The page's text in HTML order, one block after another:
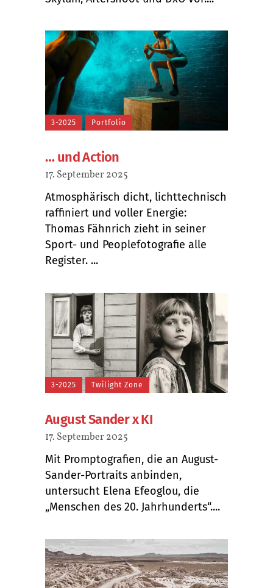
3-2025 Portfolio
… und Action
17. September 2025
Atmosphärisch dicht, lichttechnisch
raffiniert und voller Energie:
Thomas Fähnrich zieht in seiner
Sport- und Peoplefotografie alle
Register. ...
3-2025 Twilight Zone
August Sander x KI
17. September 2025
Mit Promptografien, die an August-
Sander-Portraits anbinden,
untersucht Elena Efeoglou, die
„Menschen des 20. Jahrhunderts“....